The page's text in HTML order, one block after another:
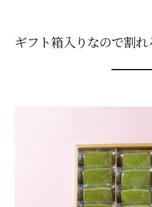
ギフト箱入りなので割